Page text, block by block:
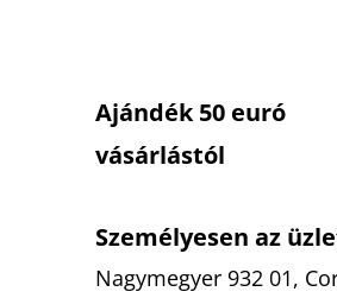
Ajándék 50 euró
vásárlástól
Személyesen az
Nagymegyer 932 01,